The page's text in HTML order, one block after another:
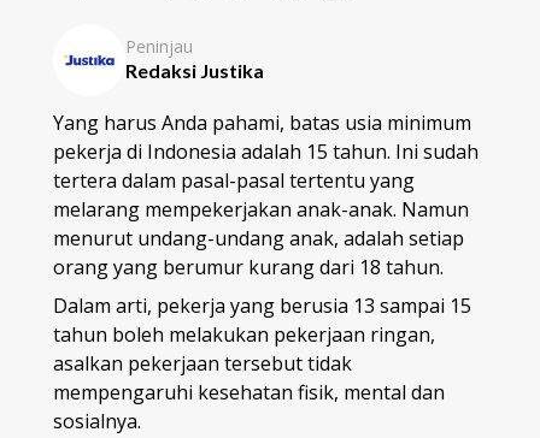
Peninjau
Redaksi Justika
Yang harus Anda pahami, batas usia minimum
pekerja di Indonesia adalah 15 tahun. Ini sudah
tertera dalam pasal-pasal tertentu yang
melarang mempekerjakan anak-anak. Namun
menurut undang-undang anak, adalah setiap
orang yang berumur kurang dari 18 tahun.
Dalam arti, pekerja yang berusia 13 sampai 15
tahun boleh melakukan pekerjaan ringan,
asalkan pekerjaan tersebut tidak
mempengaruhi kesehatan fisik, mental dan
sosialnya.